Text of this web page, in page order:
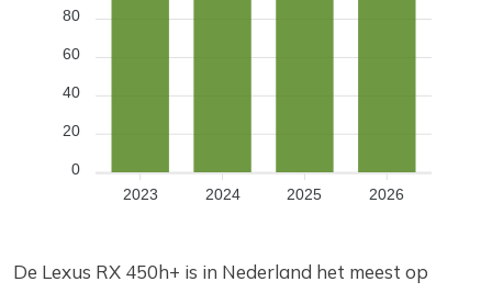
80
60
40
20
0
2023
2024 2025 2026
De Lexus RX 450h+ is in Nederland het meest op